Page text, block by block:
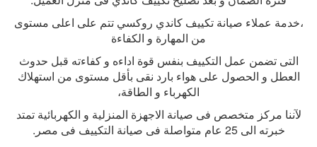
،خدمة عملاء صيانة تكييف كاندي روكسي تتم على اعلى مستوى
من المهارة و الكفاءة
التى تضمن عمل التكييف بنفس قوة اداءه و كفاءته قبل حدوث
العطل و الحصول على هواء بارد نقى بأقل مستوى من استهلاك
الكهرباء و الطاقة،
لآننا مركز متخصص فى صيانة الاجهزة المنزلية و الكهربائية تمتد
خبرته الى 25 عام متواصلة فى صيانة التكييف فى مصر
.